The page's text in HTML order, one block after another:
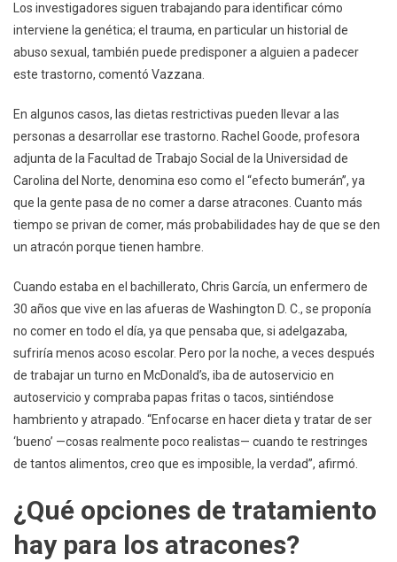
Los investigadores siguen trabajando para identificar cómo
interviene la genética; el trauma, en particular un historial de
abuso sexual, también puede predisponer a alguien a padecer
este trastorno, comentó Vazzana.
En algunos casos, las dietas restrictivas pueden llevar a las
personas a desarrollar ese trastorno. Rachel Goode, profesora
adjunta de la Facultad de Trabajo Social de la Universidad de
Carolina del Norte, denomina eso como el “efecto bumerán”, ya
que la gente pasa de no comer a darse atracones. Cuanto más
tiempo se privan de comer, más probabilidades hay de que se den
un atracón porque tienen hambre.
Cuando estaba en el bachillerato, Chris García, un enfermero de
30 años que vive en las afueras de Washington D. C., se proponía
no comer en todo el día, ya que pensaba que, si adelgazaba,
sufriría menos acoso escolar. Pero por la noche, a veces después
de trabajar un turno en McDonald’s, iba de autoservicio en
autoservicio y compraba papas fritas o tacos, sintiéndose
hambriento y atrapado. “Enfocarse en hacer dieta y tratar de ser
‘bueno’ —cosas realmente poco realistas— cuando te restringes
de tantos alimentos, creo que es imposible, la verdad”, afirmó.
¿Qué opciones de tratamiento
hay para los atracones?